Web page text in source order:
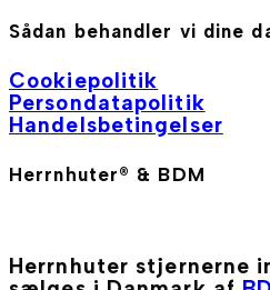
Sådan behandler vi dine
Cookiepolitik
Persondatapolitik
Handelsbetingelser
Herrnhuter® & BDM
Herrnhuter stjernerne